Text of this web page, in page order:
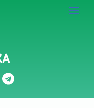
telegram
Toggle